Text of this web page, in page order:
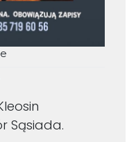
Sąsiada.